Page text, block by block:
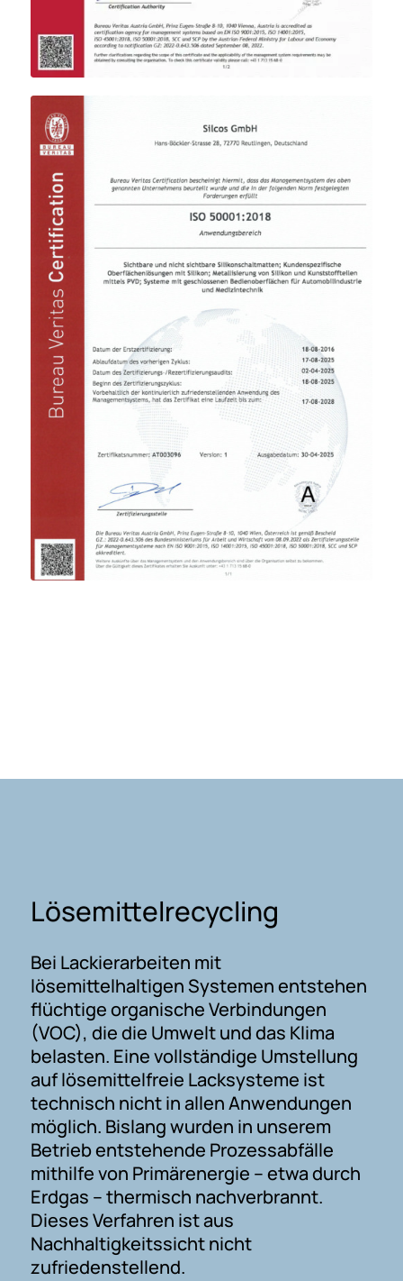
Lösemittelrecycling
Bei Lackierarbeiten mit
lösemittelhaltigen Systemen entstehen
flüchtige organische Verbindungen
(VOC), die die Umwelt und das Klima
belasten. Eine vollständige Umstellung
auf lösemittelfreie Lacksysteme ist
technisch nicht in allen Anwendungen
möglich. Bislang wurden in unserem
Betrieb entstehende Prozessabfälle
mithilfe von Primärenergie – etwa durch
Erdgas – thermisch nachverbrannt.
Dieses Verfahren ist aus
Nachhaltigkeitssicht nicht
zufriedenstellend.